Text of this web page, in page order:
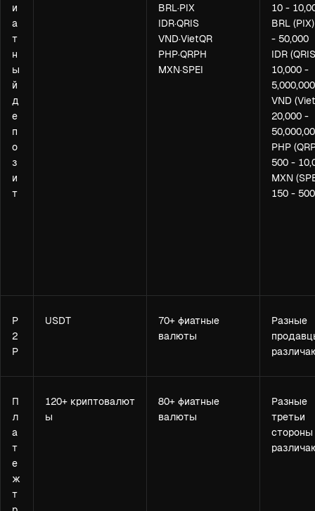
и
а
т
н
ы
й
д
е
п
о
з
и
т
BRL·PIX
IDR·QRIS
VND·VietQR
PHP·QRPH
MXN·SPEI
10 -
BRL
- 50,000
IDR
10,000 -
5,000,000
VND
20,000 -
PHP
500 -
MXN
150 -
P
2
P
USDT
70+ фиатные
валюты
Разные
П
л
а
т
е
ж
т
120+ криптовалют
ы
80+ фиатные
валюты
Разные
третьи
стороны